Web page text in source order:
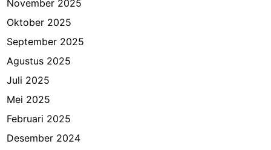
November 2025
Oktober 2025
September 2025
Agustus 2025
Juli 2025
Mei 2025
Februari 2025
Desember 2024